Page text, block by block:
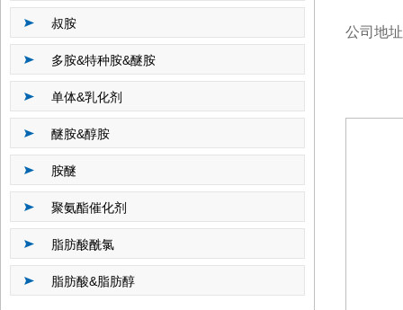
叔胺
多胺&特种胺&醚胺
单体&乳化剂
醚胺&醇胺
胺醚
聚氨酯催化剂
脂肪酸酰氯
脂肪酸&脂肪醇
公司地